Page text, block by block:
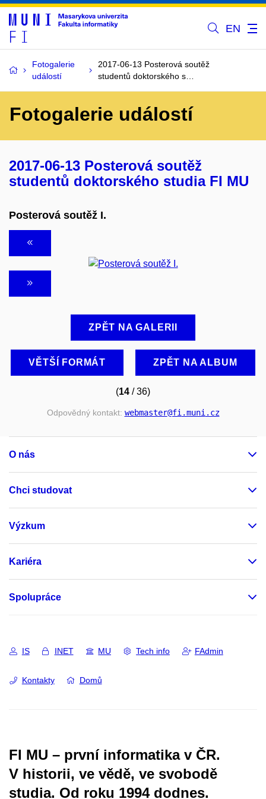
EN
Fotogalerie
událostí
2017-06-13 Posterová soutěž
studentů doktorského s…
Fotogalerie událostí
2017-06-13 Posterová soutěž
studentů doktorského studia FI MU
Posterová soutěž I.
ZPĚT NA GALERII
VĚTŠÍ FORMÁT ZPĚT NA ALBUM
(14 / 36)
Odpovědný kontakt: webmaster@fi.muni.cz
O nás
Chci studovat
Výzkum
Kariéra
Spolupráce
IS INET MU Tech info FAdmin
Kontakty Domů
FI MU – první informatika v ČR.
V historii, ve vědě, ve svobodě
studia. Od roku 1994 dodnes.